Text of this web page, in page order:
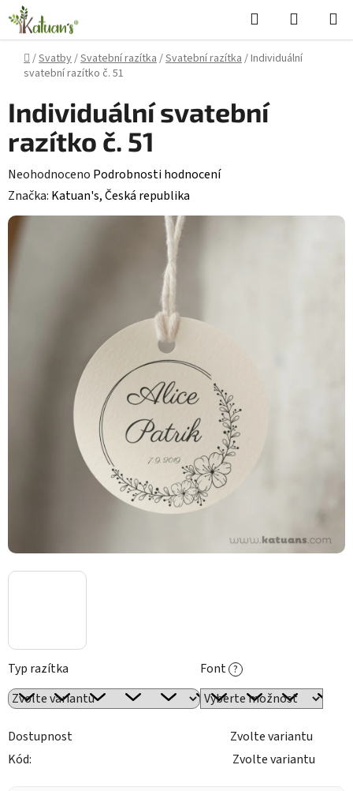
Přejít
na
obsah
Hledat
KOŠÍK
Domů
/Svatby/Svatební razítka/Svatební razítka/Individuální
svatební razítko č. 51
Typ razítka Font ?
Dostupnost
Zvolte variantu
Kód:
Zvolte variantu
Individuální svatební
razítko č. 51
Průměrné
hodnocení
produktu
je
Neohodnoceno Podrobnosti hodnocení
Značka: Katuan's, Česká republika